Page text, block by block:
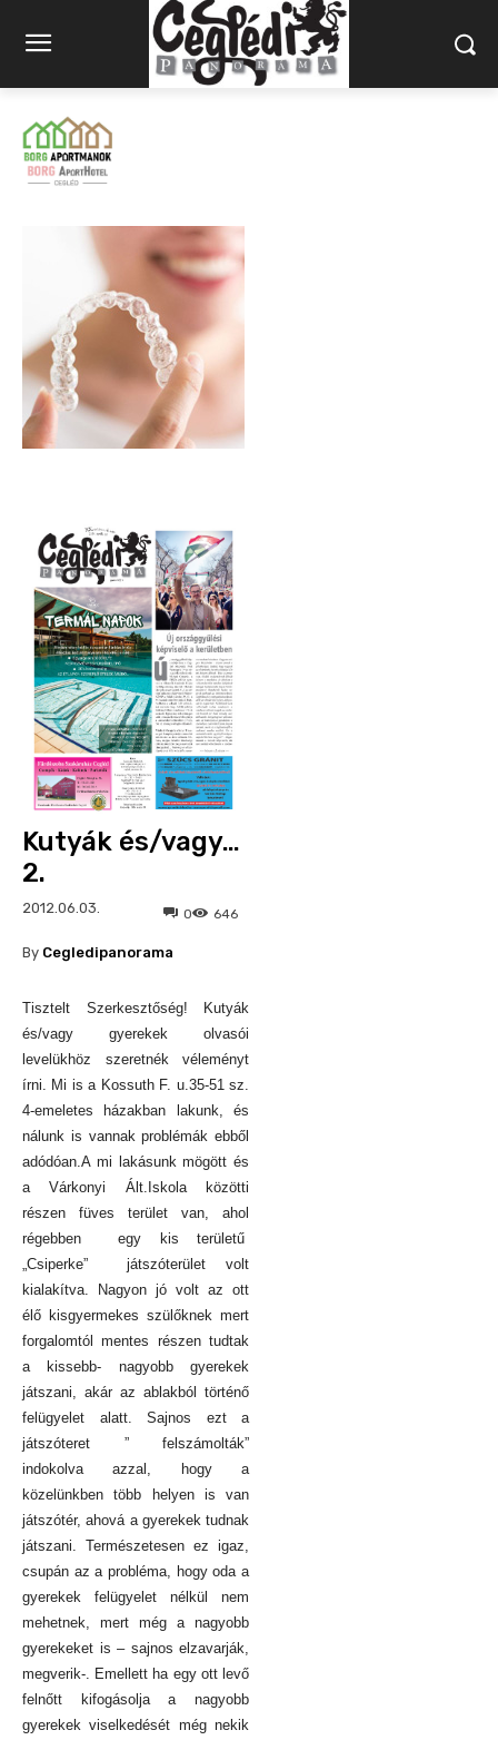
Kutyák és/vagy…
2.
2012.06.03. 646
0
By Cegledipanorama
Tisztelt Szerkesztőség! Kutyák
és/vagy gyerekek olvasói
levelükhöz szeretnék véleményt
írni. Mi is a Kossuth F. u.35-51 sz.
4-emeletes házakban lakunk, és
nálunk is vannak problémák ebből
adódóan.A mi lakásunk mögött és
a Várkonyi Ált.Iskola közötti
részen füves terület van, ahol
régebben egy kis területű
„Csiperke” játszóterület volt
kialakítva. Nagyon jó volt az ott
élő kisgyermekes szülőknek mert
forgalomtól mentes részen tudtak
a kissebb- nagyobb gyerekek
játszani, akár az ablakból történő
felügyelet alatt. Sajnos ezt a
játszóteret ” felszámolták”
indokolva azzal, hogy a
közelünkben több helyen is van
játszótér, ahová a gyerekek tudnak
játszani. Természetesen ez igaz,
csupán az a probléma, hogy oda a
gyerekek felügyelet nélkül nem
mehetnek, mert még a nagyobb
gyerekeket is – sajnos elzavarják,
megverik-. Emellett ha egy ott levő
felnőtt kifogásolja a nagyobb
gyerekek viselkedését még nekik